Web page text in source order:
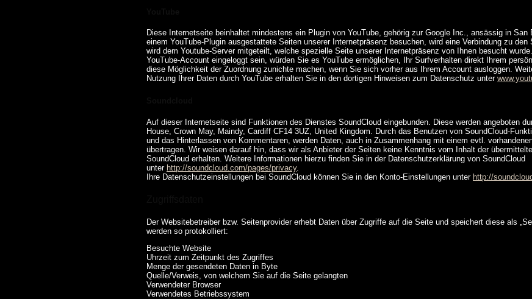
Diese Internetseite beinhaltet mindestens ein Plugin von YouTube, gehörig zur Google Inc., ansässig in
einem YouTube-Plugin ausgestattete Seiten unserer Internetpräsenz besuchen, wird eine Verbindung zu den
wird dem Youtube-Server mitgeteilt, welche spezielle Seite unserer Internetpräsenz von Ihnen besucht
YouTube-Account eingeloggt sein, würden Sie es YouTube ermöglichen, Ihr Surfverhalten direkt Ihrem
diese Möglichkeit der Zuordnung zunichte machen, wenn Sie sich vorher aus Ihrem Account ausloggen.
Nutzung Ihrer Daten durch YouTube erhalten Sie in den dortigen Hinweisen zum Datenschutz unter
Auf dieser Internetseite sind Funktionen des Dienstes SoundCloud eingebunden. Diese werden angeboten
House, Crown May, Maindy, Cardiff CF14 3UZ, United Kingdom. Durch das Benutzen von SoundCloud-
und das Hinterlassen von Kommentaren, werden Daten, auch in Zusammenhang mit einem evtl.
übertragen. Wir weisen darauf hin, dass wir als Anbieter der Seiten keine Kenntnis vom Inhalt der
SoundCloud erhalten. Weitere Informationen hierzu finden Sie in der Datenschutzerklärung von SoundCloud
unter http://soundcloud.com/pages/privacy.
Ihre Datenschutzeinstellungen bei SoundCloud können Sie in den Konto-Einstellungen unter http://
Der Websitebetreiber bzw. Seitenprovider erhebt Daten über Zugriffe auf die Seite und speichert diese als
werden so protokolliert:
Besuchte Website
Uhrzeit zum Zeitpunkt des Zugriffes
Menge der gesendeten Daten in Byte
Quelle/Verweis, von welchem Sie auf die Seite gelangten
Verwendeter Browser
Verwendetes Betriebssystem